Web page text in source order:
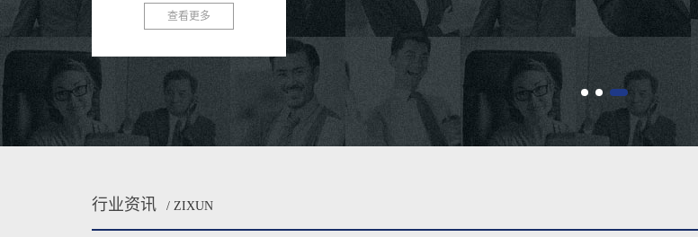
酯钢管厂
供优...
效、耐用、安全的作打桩管用螺旋钢
管。 作打桩管用...
查看更多
行业资讯 / ZIXUN